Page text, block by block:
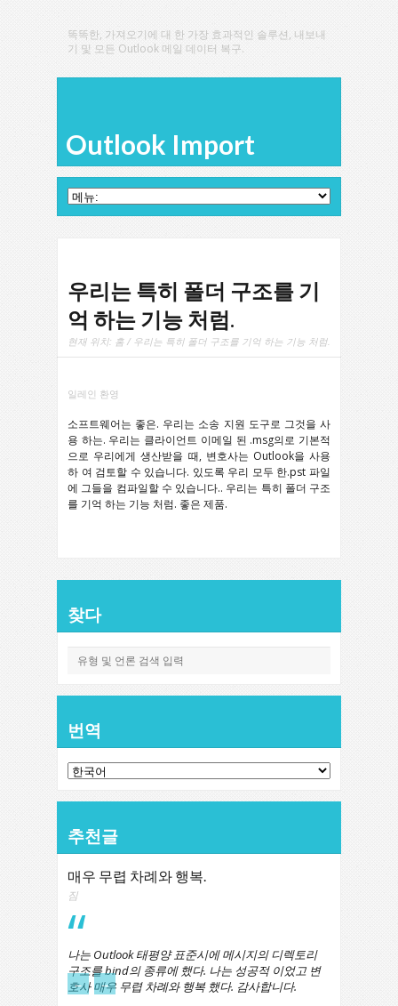
똑똑한, 가져오기에 대 한 가장 효과적인 솔루션, 내보내
기 및 모든 Outlook 메일 데이터 복구.
Outlook Import
우리는 특히 폴더 구조를 기
억 하는 기능 처럼.
현재 위치: 홈 / 우리는 특히 폴더 구조를 기억 하는 기능 처럼.
일레인 환영
소프트웨어는 좋은. 우리는 소송 지원 도구로 그것을 사
용 하는. 우리는 클라이언트 이메일 된 .msg의로 기본적
으로 우리에게 생산받을 때, 변호사는 Outlook을 사용
하 여 검토할 수 있습니다. 있도록 우리 모두 한.pst 파일
에 그들을 컴파일할 수 있습니다.. 우리는 특히 폴더 구조
를 기억 하는 기능 처럼. 좋은 제품.
찾다
번역
추천글
매우 무렵 차례와 행복.
짐
나는 Outlook 태평양 표준시에 메시지의 디렉토리
구조를 bind의 종류에 했다. 나는 성공적 이었고 변
호사 매우 무렵 차례와 행복 했다. 감사합니다.
← →